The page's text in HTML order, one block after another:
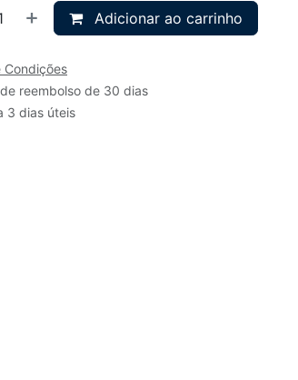
Adicionar ao carrinho
Condições
reembolso de 30 dias
3 dias úteis